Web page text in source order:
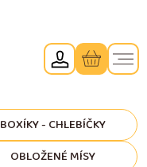
BOXÍKY - CHLEBÍČKY
OBLOŽENÉ MÍSY